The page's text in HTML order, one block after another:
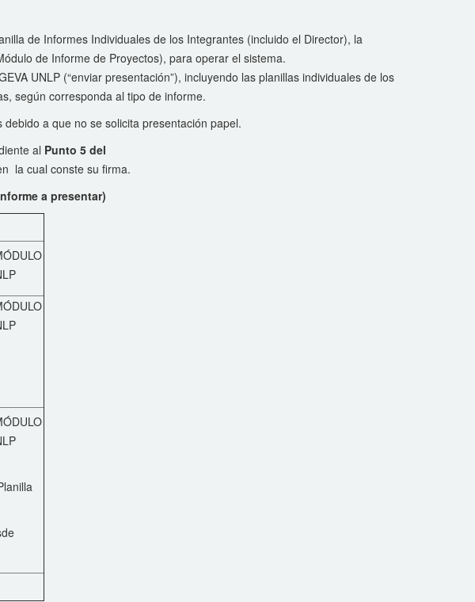
de Informes Individuales de los Integrantes (incluido el Director), la
de Informe de Proyectos), para operar el sistema.
UNLP (“enviar presentación”), incluyendo las planillas individuales de los
según corresponda al tipo de informe.
a que no se solicita presentación papel.
al Punto 5 del
la cual conste su firma.
a presentar)